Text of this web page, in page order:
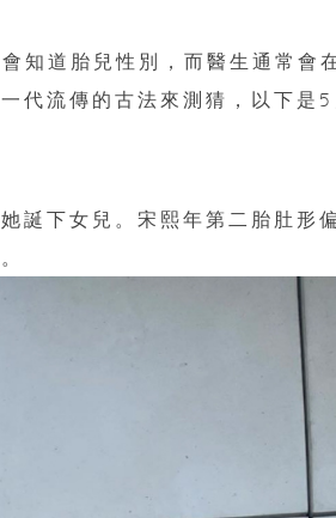
知道胎兒性別，而醫生通常會
代流傳的古法來測猜，以下是
誕下女兒。宋熙年第二胎肚形